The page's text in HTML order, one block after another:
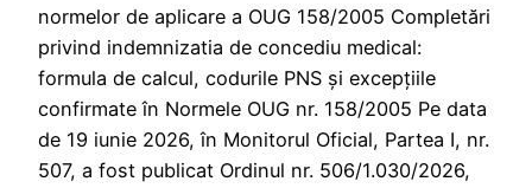
normelor de aplicare a OUG 158/2005 Completări
privind indemnizatia de concediu medical:
formula de calcul, codurile PNS și excepțiile
confirmate în Normele OUG nr. 158/2005 Pe data
de 19 iunie 2026, în Monitorul Oficial, Partea I, nr.
507, a fost publicat Ordinul nr. 506/1.030/2026,